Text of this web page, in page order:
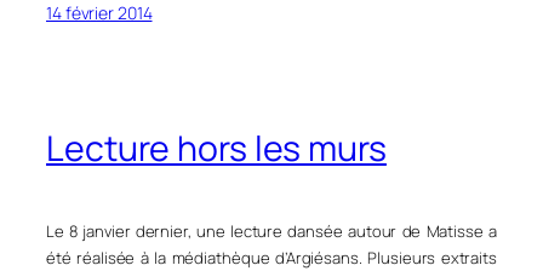
14 février 2014
Lecture hors les murs
Le 8 janvier dernier, une lecture dansée autour de Matisse a
été réalisée à la médiathèque d’Argiésans. Plusieurs extraits